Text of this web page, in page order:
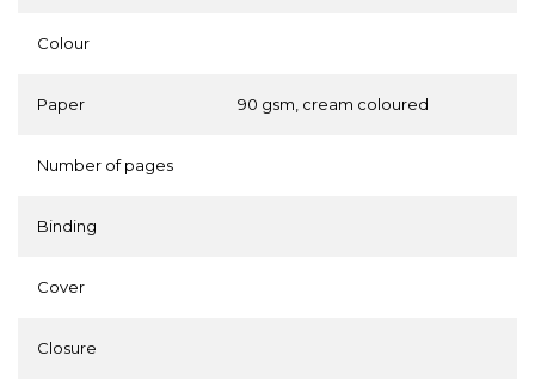
Colour
Paper 90 gsm, cream coloured
Number of pages
Binding
Cover
Closure